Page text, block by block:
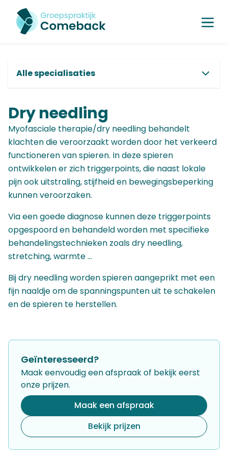
Alle specialisaties
Osteopathie
Kinesitherapie
Manuele therapie
Orthopedische revalidatie
Respiratoire kinesitherapie
Cardiale revalidatie
Algemene revalidatie
Medische trainingstherapie
Rugschool
Sportkinesitherapie
Pre- en postnatale kinesitherapie
Lymfedrainage
Vestibulaire kinesitherapie
Dry needling
Kinderkinesitherapie
Psychomotoriek
Kinderrelaxatie
Life coaching
Slaapcoaching
Dry needling
Myofasciale therapie/dry needling behandelt
klachten die veroorzaakt worden door het verkeerd
functioneren van spieren. In deze spieren
ontwikkelen er zich triggerpoints, die naast lokale
pijn ook uitstraling, stijfheid en bewegingsbeperking
kunnen veroorzaken.
Via een goede diagnose kunnen deze triggerpoints
opgespoord en behandeld worden met specifieke
behandelingstechnieken zoals dry needling,
stretching, warmte …
Bij dry needling worden spieren aangeprikt met een
fijn naaldje om de spanningspunten uit te schakelen
en de spieren te herstellen.
Geïnteresseerd?
Maak eenvoudig een afspraak of bekijk eerst
onze prijzen.
Maak een afspraak
Bekijk prijzen